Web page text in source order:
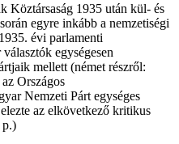
Köztársaság 1935 után kül- és
egyre inkább a nemzetiségi
évi parlamenti
egységesen
mellett (német részről:
Országos
Nemzeti Párt egységes
az elkövetkező kritikus
p.)